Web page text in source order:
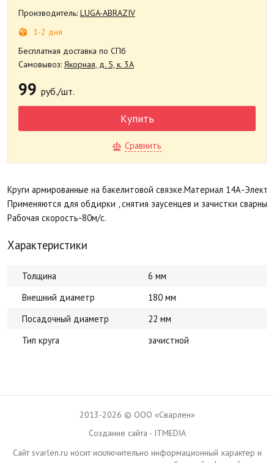
Производитель: LUGA-ABRAZIV
1-2 дня
Бесплатная доставка по СПб
Самовывоз: Якорная, д. 5, к. 3А
99 руб./шт.
Купить
Сравнить
Круги армированные на бакелитовой связке.Материал 14А-
Применяются для обдирки , снятия заусенцев и зачистки
Рабочая скорость-80м/с.
Характеристики
Толщина
6 мм
Внешний диаметр
180 мм
Посадочный диаметр
22 мм
Тип круга
зачистной
2013-2026 © ООО «Сварлен»
Создание сайта - ITMEDIA
Сайт svarlen.ru носит исключительно информационный характер и